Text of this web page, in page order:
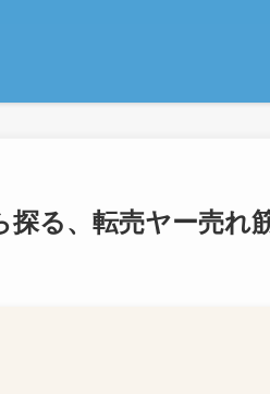
探る、転売ヤー売れ